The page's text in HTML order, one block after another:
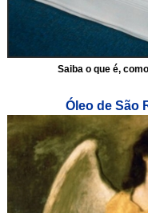
Saiba o que é,
Óleo de São